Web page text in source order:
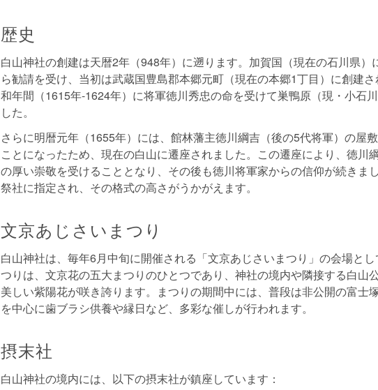
歴史
白山神社の創建は天暦2年（948年）に遡ります。加賀国（現在の石川県）
ら勧請を受け、当初は武蔵国豊島郡本郷元町（現在の本郷1丁目）に創建
和年間（1615年-1624年）に将軍徳川秀忠の命を受けて巣鴨原（現・小石
した。
さらに明暦元年（1655年）には、館林藩主徳川綱吉（後の5代将軍）の屋
ことになったため、現在の白山に遷座されました。この遷座により、徳川
の厚い崇敬を受けることとなり、その後も徳川将軍家からの信仰が続きま
祭社に指定され、その格式の高さがうかがえます。
文京あじさいまつり
白山神社は、毎年6月中旬に開催される「文京あじさいまつり」の会場と
つりは、文京花の五大まつりのひとつであり、神社の境内や隣接する白山
美しい紫陽花が咲き誇ります。まつりの期間中には、普段は非公開の富士
を中心に歯ブラシ供養や縁日など、多彩な催しが行われます。
摂末社
白山神社の境内には、以下の摂末社が鎮座しています：